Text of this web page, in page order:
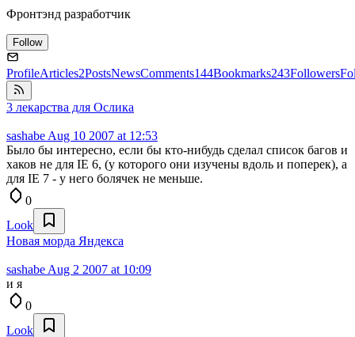
Фронтэнд разработчик
Follow
ProfileArticles2PostsNewsComments144Bookmarks243Followers
3 лекарства для Ослика
sashabe Aug 10 2007 at 12:53
Было бы интересно, если бы кто-нибудь сделал список багов и
хаков не для IE 6, (у которого они изучены вдоль и поперек), а
для IE 7 - у него болячек не меньше.
0
Look
Новая морда Яндекса
sashabe Aug 2 2007 at 10:09
и я
0
Look